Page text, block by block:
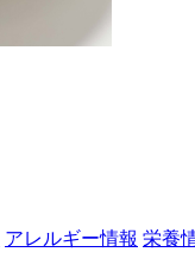
アレルギー情報 栄養